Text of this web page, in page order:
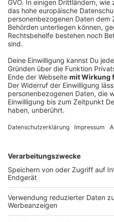
Anzeige
07:05 Uhr - Münster:
Unternehmen aus der
seit dem Ausbruch des
China ganz genau. Die
Münster hat noch keine
sehr wichtiger Markt sei.
Meldung.
Anzeige
06:20 Uhr - Osnabrück: